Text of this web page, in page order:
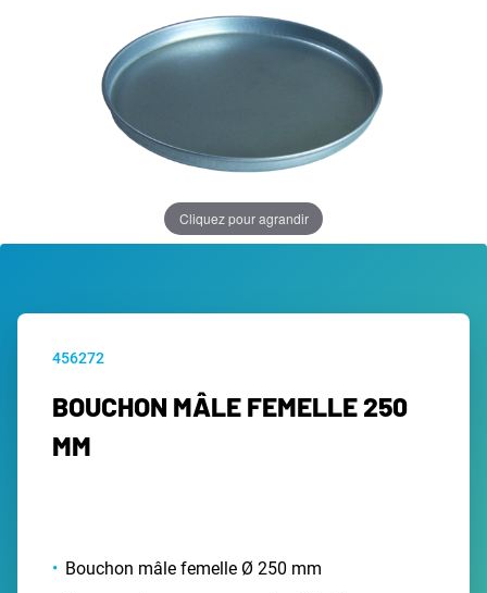
Cliquez pour agrandir
456272
BOUCHON MÂLE FEMELLE 250
MM
Bouchon mâle femelle Ø 250 mm